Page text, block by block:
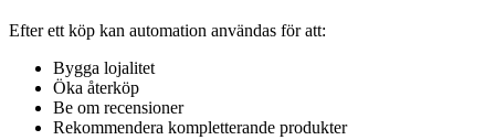
Efter ett köp kan automation användas för att:
Bygga lojalitet
Öka återköp
Be om recensioner
Rekommendera kompletterande produkter